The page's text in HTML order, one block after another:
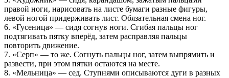
правой ноги, нарисовать на листе бумаги разные фигуры,
левой ногой придерживать лист. Обязательная смена ног.
6. «Гусеница» — сидя согнув ноги. Сгибая пальцы ног
подтягивать пятку вперёд, затем расправляя пальцы
повторить движение.
7. «Серп» — то же. Согнуть пальцы ног, затем выпрямить и
развести, при этом пятки остаются на месте.
8. «Мельница» — сед. Ступнями описываются дуги в разных